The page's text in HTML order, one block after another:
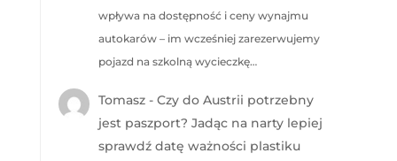
wpływa na dostępność i ceny wynajmu
autokarów – im wcześniej zarezerwujemy
pojazd na szkolną wycieczkę…
Tomasz -Czy do Austrii potrzebny
jest paszport? Jadąc na narty lepiej
sprawdź datę ważności plastiku